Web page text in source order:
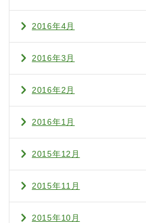
2016年4月
2016年3月
2016年2月
2016年1月
2015年12月
2015年11月
2015年10月